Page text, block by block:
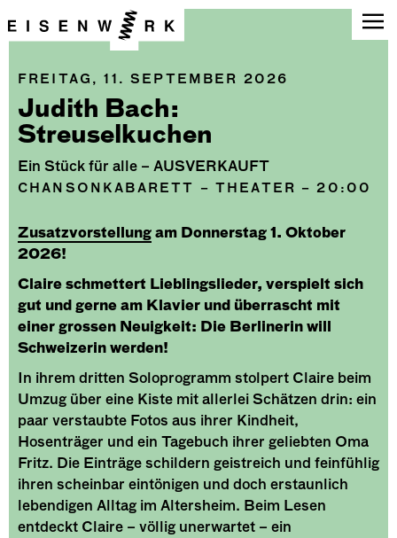
FREITAG, 11. SEPTEMBER 2026
Judith Bach:
Streuselkuchen
Ein Stück für alle – AUSVERKAUFT
CHANSONKABARETT – THEATER – 20:00
Zusatzvorstellung am Donnerstag 1. Oktober
2026!
Claire schmettert Lieblingslieder, verspielt sich
gut und gerne am Klavier und überrascht mit
einer grossen Neuigkeit: Die Berlinerin will
Schweizerin werden!
In ihrem dritten Soloprogramm stolpert Claire beim
Umzug über eine Kiste mit allerlei Schätzen drin: ein
paar verstaubte Fotos aus ihrer Kindheit,
Hosenträger und ein Tagebuch ihrer geliebten Oma
Fritz. Die Einträge schildern geistreich und feinfühlig
ihren scheinbar eintönigen und doch erstaunlich
lebendigen Alltag im Altersheim. Beim Lesen
entdeckt Claire – völlig unerwartet – ein